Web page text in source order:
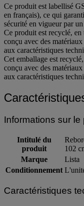
Ce produit est labellisé
en français), ce qui
sécurité en vigueur par
Ce produit est recyclé,
conçu avec des
aux caractéristiques
Cet emballage est
conçu avec des
aux caractéristiques
Informations sur le
Intitulé du
produit
102
Marque
Lista
Conditionnement
Caractéristiques